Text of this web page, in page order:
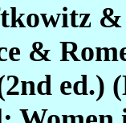
&
&
ed.)